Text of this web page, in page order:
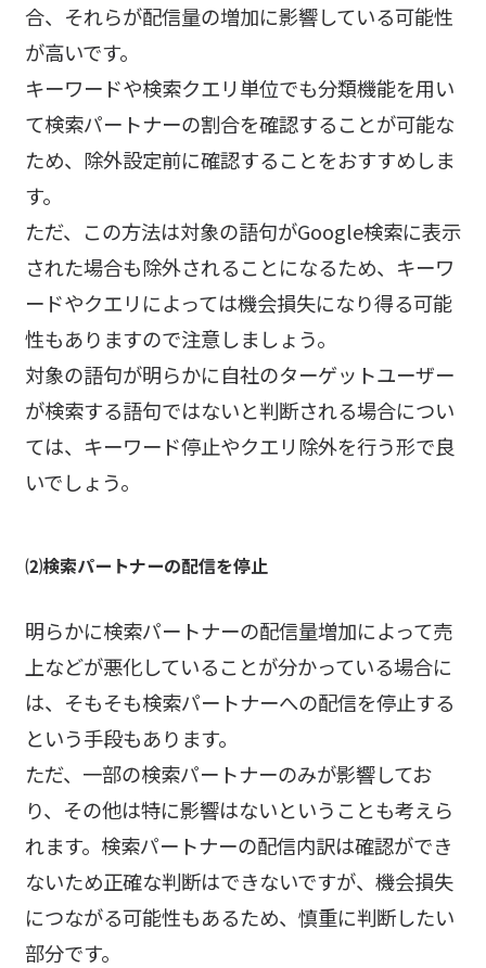
合、それらが配信量の増加に影響している可能性
が高いです。
キーワードや検索クエリ単位でも分類機能を用い
て検索パートナーの割合を確認することが可能な
ため、除外設定前に確認することをおすすめしま
す。
ただ、この方法は対象の語句がGoogle検索に表示
された場合も除外されることになるため、キーワ
ードやクエリによっては機会損失になり得る可能
性もありますので注意しましょう。
対象の語句が明らかに自社のターゲットユーザー
が検索する語句ではないと判断される場合につい
ては、キーワード停止やクエリ除外を行う形で良
いでしょう。
⑵検索パートナーの配信を停止
明らかに検索パートナーの配信量増加によって売
上などが悪化していることが分かっている場合に
は、そもそも検索パートナーへの配信を停止する
という手段もあります。
ただ、一部の検索パートナーのみが影響してお
り、その他は特に影響はないということも考えら
れます。検索パートナーの配信内訳は確認ができ
ないため正確な判断はできないですが、機会損失
につながる可能性もあるため、慎重に判断したい
部分です。